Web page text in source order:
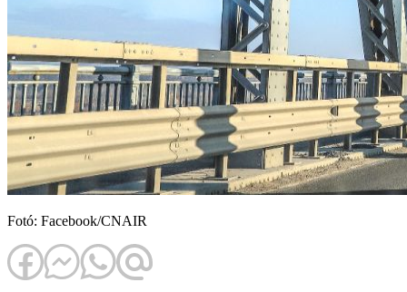
Fotó: Facebook/CNAIR